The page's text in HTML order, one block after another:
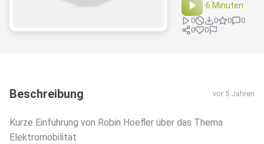
6 Minuten
0 0 0
0
0
0
Beschreibung vor 5 Jahren
Kurze Einführung von Robin Hoefler über das Thema
Elektromobilität